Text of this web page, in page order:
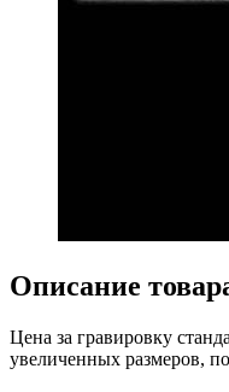
Описание
Цена за гравировку
увеличенных размеров,